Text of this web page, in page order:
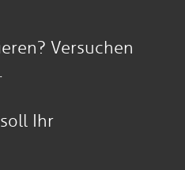
Versuchen
Ihr